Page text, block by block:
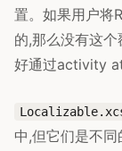
置。如果用户将
的,那么没有这
好通过activity
中,但它们是不